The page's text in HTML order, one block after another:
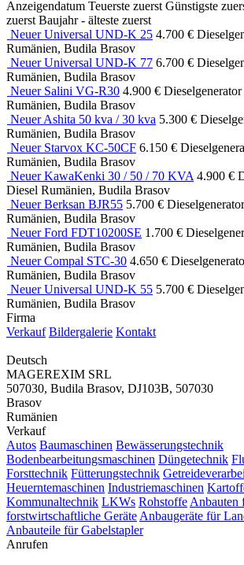
Anzeigendatum Teuerste zuerst Günstigste
zuerst Baujahr - älteste zuerst
Neuer Universal UND-K 25 4.700 €
Rumänien, Budila Brasov
Neuer Universal UND-K 77 6.700 €
Rumänien, Budila Brasov
Neuer Salini VG-R30 4.900 € Dieselgenerator
Rumänien, Budila Brasov
Neuer Ashita 50 kva / 30 kva 5.300 €
Rumänien, Budila Brasov
Neuer Starvox KC-50CF 6.150 €
Rumänien, Budila Brasov
Neuer KawaKenki 30 / 50 / 70 KVA 4.900 €
Diesel Rumänien, Budila Brasov
Neuer Berksan BJR55 5.700 €
Rumänien, Budila Brasov
Neuer Ford FDT10200SE 1.700 €
Rumänien, Budila Brasov
Neuer Compal STC-30 4.650 €
Rumänien, Budila Brasov
Neuer Universal UND-K 55 5.700 €
Rumänien, Budila Brasov
Firma
Verkauf Bildergalerie Kontakt
Deutsch
MAGEREXIM SRL
507030, Budila Brasov, DJ103B, 507030
Brasov
Rumänien
Verkauf
Autos Baumaschinen Bewässerungstechnik
Bodenbearbeitungsmaschinen Düngetechnik
Forsttechnik Fütterungstechnik
Heuerntemaschinen Industriemaschinen
Kommunaltechnik LKWs Rohstoffe Anbauten
forstwirtschaftliche Geräte Anbaugeräte für
Anbauteile für Gabelstapler
Anrufen